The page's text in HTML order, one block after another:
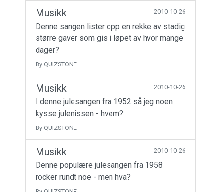
Musikk 2010-10-26
Denne sangen lister opp en rekke av stadig
større gaver som gis i løpet av hvor mange
dager?
By QUIZSTONE
Musikk 2010-10-26
I denne julesangen fra 1952 så jeg noen
kysse julenissen - hvem?
By QUIZSTONE
Musikk 2010-10-26
Denne populære julesangen fra 1958
rocker rundt noe - men hva?